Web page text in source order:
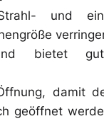
und
bietet
damit
geöffnet